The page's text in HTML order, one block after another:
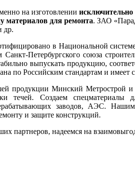
на изготовленииисключительно
материалов для ремонта. ЗАО
др.
в Национальной
Петербургского союза
выпускать продукцию,
по Российским стандартам и
продукции Минский Метрострой
течей. Создаем спецматериалы
заводов, АЭС.
и защите конструкций.
партнеров, надеемся на